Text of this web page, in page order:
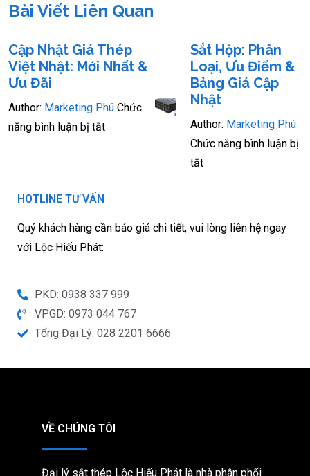
Bài Viết Liên Quan
Cập Nhật Giá Thép
Việt Nhật: Mới Nhất &
Ưu Đãi
Author: Marketing Phú Chức
năng bình luận bị tắt
Sắt Hộp: Phân
Loại, Ưu Điểm &
Bảng Giá Cập
Nhật
Author: Marketing Phú
Chức năng bình luận bị
tắt
HOTLINE TƯ VẤN
Quý khách hàng cần báo giá chi tiết, vui lòng liên hệ ngay
với Lộc Hiếu Phát:
PKD: 0938 337 999
VPGD: 0973 044 767
Tổng Đại Lý: 028 2201 6666
VỀ CHÚNG TÔI
Đại lý sắt thép Lộc Hiếu Phát là nhà phân phối